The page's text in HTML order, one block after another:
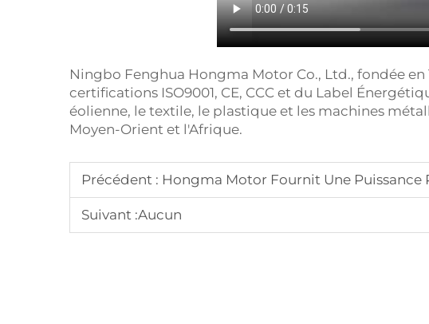
Ningbo Fenghua Hongma Motor Co., Ltd., fondée
certifications ISO9001, CE, CCC et du Label
éolienne, le textile, le plastique et les machines
Moyen-Orient et l'Afrique.
Précédent : Hongma Motor Fournit Une Puissance
Suivant :Aucun